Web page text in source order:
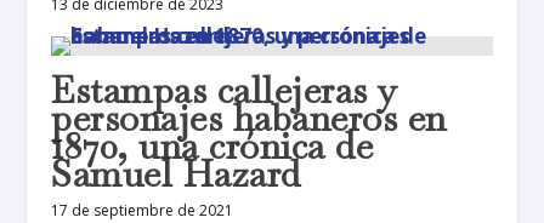
13 de diciembre de 2023
Estampas callejeras y
personajes habaneros en
1870, una crónica de
Samuel Hazard
17 de septiembre de 2021